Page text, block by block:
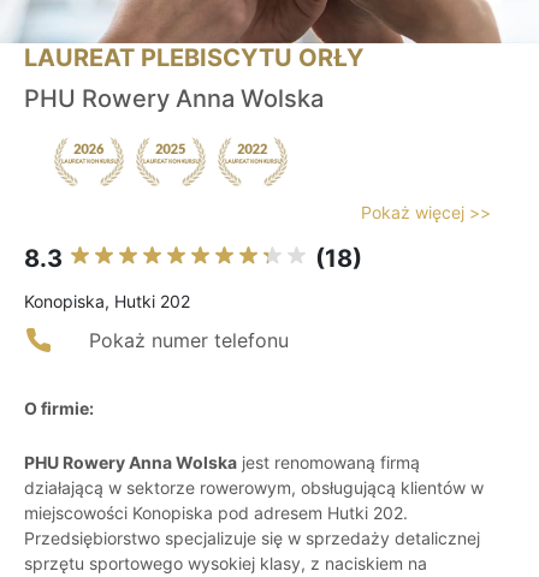
LAUREAT PLEBISCYTU ORŁY
PHU Rowery Anna Wolska
Pokaż więcej >>
8.3 (18)
Konopiska, Hutki 202
Pokaż numer telefonu
O firmie:
PHU Rowery Anna Wolska jest renomowaną firmą
działającą w sektorze rowerowym, obsługującą klientów w
miejscowości Konopiska pod adresem Hutki 202.
Przedsiębiorstwo specjalizuje się w sprzedaży detalicznej
sprzętu sportowego wysokiej klasy, z naciskiem na